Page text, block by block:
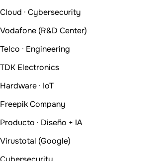
Cloud · Cybersecurity
Vodafone (R&D Center)
Telco · Engineering
TDK Electronics
Hardware · IoT
Freepik Company
Producto · Diseño + IA
Virustotal (Google)